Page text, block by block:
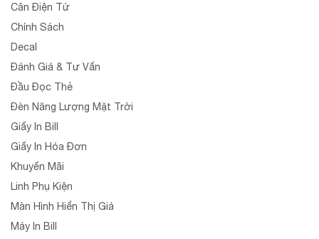
Cân Điện Tử
Chính Sách
Decal
Đánh Giá & Tư Vấn
Đầu Đọc Thẻ
Đèn Năng Lượng Mặt Trời
Giấy In Bill
Giấy In Hóa Đơn
Khuyến Mãi
Linh Phụ Kiện
Màn Hình Hiển Thị Giá
Máy In Bill